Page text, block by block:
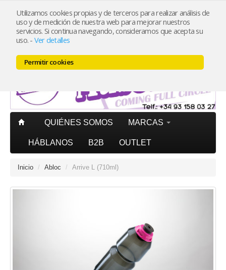
Utilizamos cookies propias y de terceros para realizar análisis de
uso y de medición de nuestra web para mejorar nuestros
servicios. Si continua navegando, consideramos que acepta su
uso. - Ver detalles
Permitir cookies
Mi cuenta
PORTES PAGADOSpenínsula pedidos superiores
20€ (IVA incl.)
QUIÉNES SOMOS MARCAS
HÁBLANOS B2B OUTLET
Inicio / Abloc / Arrive L (710ml)